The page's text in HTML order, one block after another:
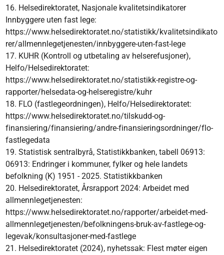
16. Helsedirektoratet, Nasjonale kvalitetsindikatorer
Innbyggere uten fast lege:
https://www.helsedirektoratet.no/statistikk/kvalitetsindikato
rer/allmennlegetjenesten/innbyggere-uten-fast-lege
17. KUHR (Kontroll og utbetaling av helserefusjoner),
Helfo/Helsedirektoratet:
https://www.helsedirektoratet.no/statistikk-registre-og-
rapporter/helsedata-og-helseregistre/kuhr
18. FLO (fastlegeordningen), Helfo/Helsedirektoratet:
https://www.helsedirektoratet.no/tilskudd-og-
finansiering/finansiering/andre-finansieringsordninger/flo-
fastlegedata
19. Statistisk sentralbyrå, Statistikkbanken, tabell 06913:
06913: Endringer i kommuner, fylker og hele landets
befolkning (K) 1951 - 2025. Statistikkbanken
20. Helsedirektoratet, Årsrapport 2024: Arbeidet med
allmennlegetjenesten:
https://www.helsedirektoratet.no/rapporter/arbeidet-med-
allmennlegetjenesten/befolkningens-bruk-av-fastlege-og-
legevak/konsultasjoner-med-fastlege
21. Helsedirektoratet (2024), nyhetssak: Flest møter eigen